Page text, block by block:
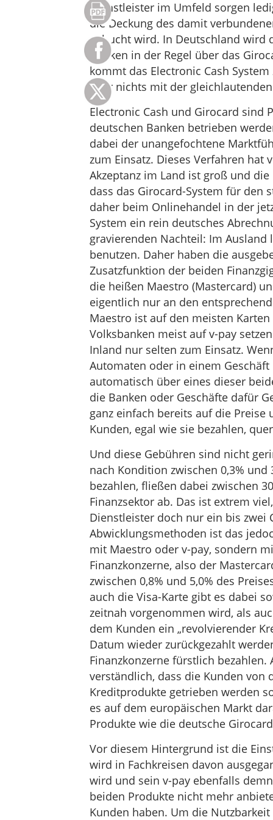
Dienstleister im Umfeld sorgen
die Deckung des damit
gebucht wird. In Deutschland wird
Banken in der Regel über das
kommt das Electronic Cash
aber nichts mit der
Electronic Cash und Girocard sind
deutschen Banken betrieben
dabei der unangefochtene
zum Einsatz. Dieses Verfahren hat
Akzeptanz im Land ist groß und
dass das Girocard-System für den
daher beim Onlinehandel in der
System ein rein deutsches
gravierenden Nachteil: Im
benutzen. Daher haben die
Zusatzfunktion der beiden
die heißen Maestro (Mastercard)
eigentlich nur an den
Maestro ist auf den meisten
Volksbanken meist auf v-pay
Inland nur selten zum Einsatz.
Automaten oder in einem
automatisch über eines dieser
die Banken oder Geschäfte dafür
ganz einfach bereits auf die Preise
Kunden, egal wie sie bezahlen,
Und diese Gebühren sind nicht
nach Kondition zwischen 0,3% und
bezahlen, fließen dabei zwischen
Finanzsektor ab. Das ist extrem
Dienstleister doch nur ein bis zwei
Abwicklungsmethoden ist das
mit Maestro oder v-pay, sondern
Finanzkonzerne, also der
zwischen 0,8% und 5,0% des
auch die Visa-Karte gibt es dabei
zeitnah vorgenommen wird, als
dem Kunden ein „revolvierender
Datum wieder zurückgezahlt
Finanzkonzerne fürstlich
verständlich, dass die Kunden von
Kreditprodukte getrieben werden
es auf dem europäischen Markt
Produkte wie die deutsche
Vor diesem Hintergrund ist die
wird in Fachkreisen davon
wird und sein v-pay ebenfalls
beiden Produkte nicht mehr
Kunden haben. Um die